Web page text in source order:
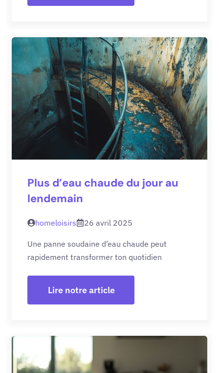
Plus d’eau chaude du jour au
lendemain
homeloisirs 26 avril 2025
Une panne soudaine d’eau chaude peut
rapidement transformer ton quotidien
Lire notre article